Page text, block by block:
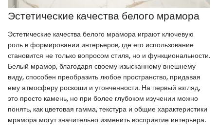
Эстетические качества белого мрамора
Эстетические качества белого мрамора играют ключевую
роль в формировании интерьеров, где его использование
становится не только вопросом стиля, но и функциональности.
Белый мрамор, благодаря своему изысканному внешнему
виду, способен преобразить любое пространство, придавая
ему атмосферу роскоши и утонченности. На первый взгляд,
это просто камень, но при более глубоком изучении можно
понять, как цветовая гамма, текстура и общие характеристики
мрамора могут значительно изменить восприятие интерьера.